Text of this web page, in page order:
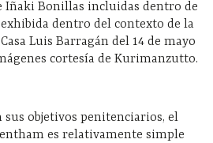
Iñaki Bonillas incluidas dentro de
exhibida dentro del contexto de la
Luis Barragán del 14 de mayo
cortesía de Kurimanzutto.
sus objetivos penitenciarios, el
es relativamente simple